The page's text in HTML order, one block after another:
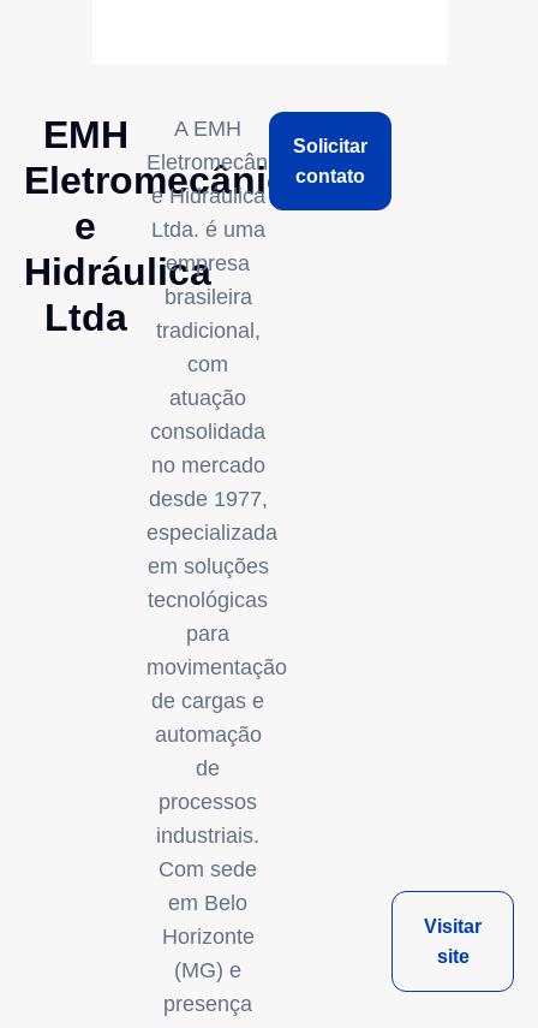
EMH
Eletromecânica
e
Hidráulica
Ltda
A EMH
Eletromecânica
e Hidráulica
Ltda. é uma
empresa
brasileira
tradicional,
com
atuação
consolidada
no mercado
desde 1977,
especializada
em soluções
tecnológicas
para
movimentação
de cargas e
automação
de
processos
industriais.
Com sede
em Belo
Horizonte
(MG) e
presença
Solicitar
contato
Visitar
site